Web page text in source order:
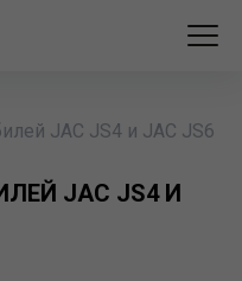
JAC JS4 и JAC JS6
JAC JS4 И